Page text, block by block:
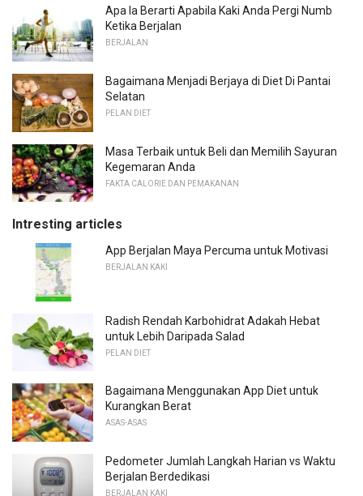
Apa Ia Berarti Apabila Kaki Anda Pergi Numb
Ketika Berjalan
BERJALAN
Bagaimana Menjadi Berjaya di Diet Di Pantai
Selatan
PELAN DIET
Masa Terbaik untuk Beli dan Memilih Sayuran
Kegemaran Anda
FAKTA CALORIE DAN PEMAKANAN
Intresting articles
App Berjalan Maya Percuma untuk Motivasi
BERJALAN KAKI
Radish Rendah Karbohidrat Adakah Hebat
untuk Lebih Daripada Salad
PELAN DIET
Bagaimana Menggunakan App Diet untuk
Kurangkan Berat
ASAS-ASAS
Pedometer Jumlah Langkah Harian vs Waktu
Berjalan Berdedikasi
BERJALAN KAKI